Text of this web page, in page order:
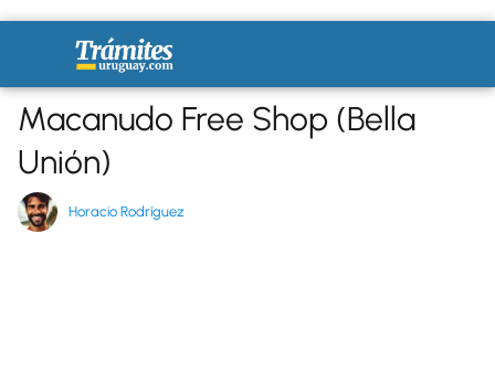
Macanudo Free Shop (Bella
Unión)
Horacio Rodríguez